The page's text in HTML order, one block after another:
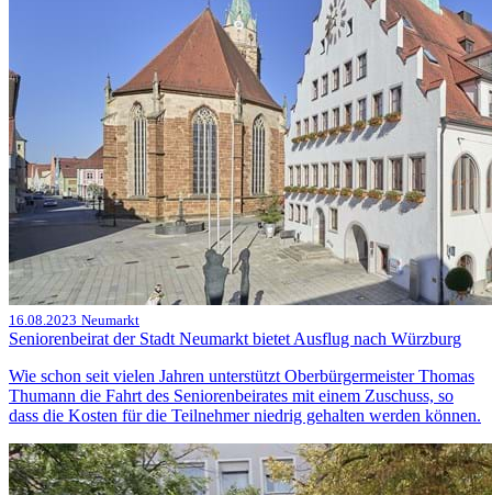
16.08.2023 Neumarkt
Seniorenbeirat der Stadt Neumarkt bietet Ausflug nach Würzburg
Wie schon seit vielen Jahren unterstützt Oberbürgermeister Thomas
Thumann die Fahrt des Seniorenbeirates mit einem Zuschuss, so
dass die Kosten für die Teilnehmer niedrig gehalten werden können.